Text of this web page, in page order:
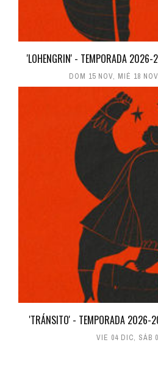
'LOHENGRIN' - TEMPORADA 2026-
DOM 15 NOV, MIÉ 18 NOV
'TRÁNSITO' - TEMPORADA 2026-
VIE 04 DIC, SÁB